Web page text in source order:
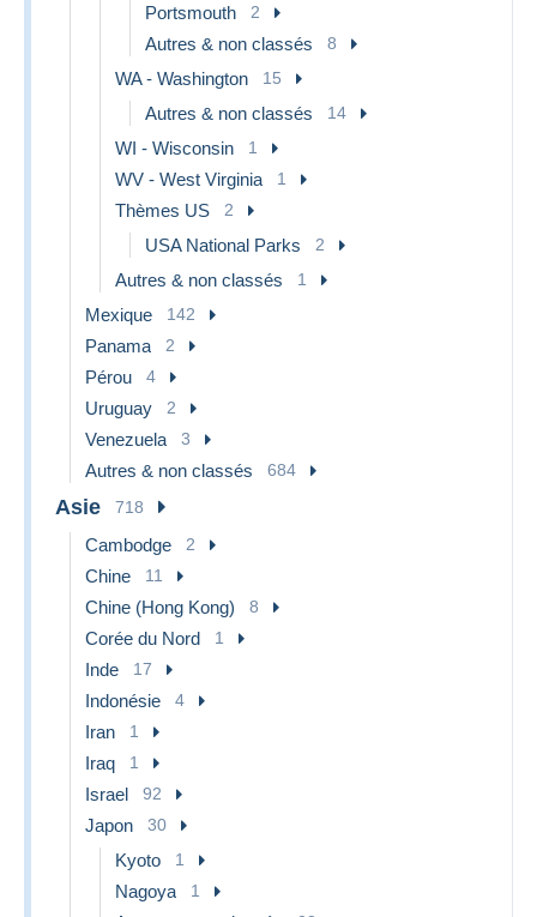
Portsmouth 2
Autres & non classés 8
WA - Washington 15
Autres & non classés 14
WI - Wisconsin 1
WV - West Virginia 1
Thèmes US 2
USA National Parks 2
Autres & non classés 1
Mexique 142
Panama 2
Pérou 4
Uruguay 2
Venezuela 3
Autres & non classés 684
Asie 718
Cambodge 2
Chine 11
Chine (Hong Kong) 8
Corée du Nord 1
Inde 17
Indonésie 4
Iran 1
Iraq 1
Israel 92
Japon 30
Kyoto 1
Nagoya 1